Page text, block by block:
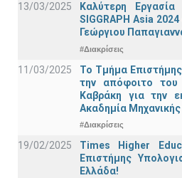
13/03/2025
Καλύτερη
SIGGRAPH Asia
Γεώργιου
#Διακρίσεις
11/03/2025
Το Τμήμα
την απόφοιτο
Καβράκη για την
Ακαδημία
#Διακρίσεις
19/02/2025
Times Higher
Επιστήμης
Ελλάδα!